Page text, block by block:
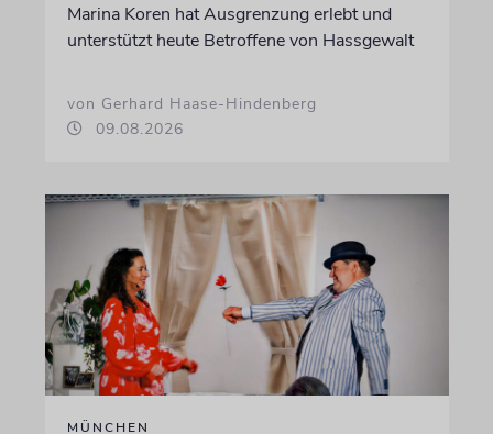
Marina Koren hat Ausgrenzung erlebt und
unterstützt heute Betroffene von Hassgewalt
von Gerhard Haase-Hindenberg
09.08.2026
MÜNCHEN